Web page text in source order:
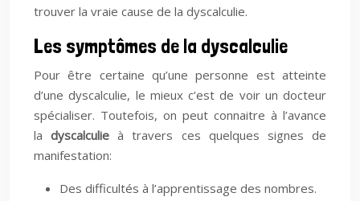
trouver la vraie cause de la dyscalculie.
Les symptômes de la dyscalculie
Pour être certaine qu’une personne est atteinte
d’une dyscalculie, le mieux c’est de voir un docteur
spécialiser. Toutefois, on peut connaitre à l’avance
ladyscalculie à travers ces quelques signes de
manifestation:
Des difficultés à l’apprentissage des nombres.